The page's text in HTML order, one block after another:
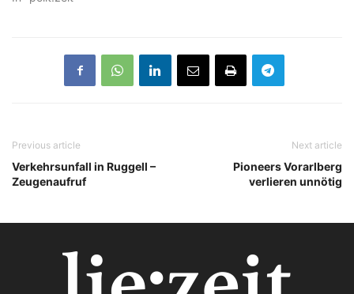
Previous article
Verkehrsunfall in Ruggell –
Zeugenaufruf
Next article
Pioneers Vorarlberg
verlieren unnötig